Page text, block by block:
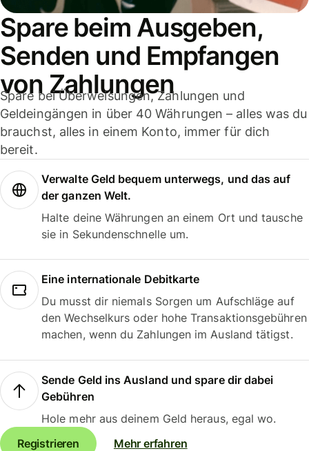
Spare beim Ausgeben,
Senden und Empfangen
von Zahlungen
Spare bei Überweisungen, Zahlungen und
Geldeingängen in über 40 Währungen – alles was du
brauchst, alles in einem Konto, immer für dich
bereit.
Verwalte Geld bequem unterwegs, und das auf
der ganzen Welt.
Halte deine Währungen an einem Ort und tausche
sie in Sekundenschnelle um.
Eine internationale Debitkarte
Du musst dir niemals Sorgen um Aufschläge auf
den Wechselkurs oder hohe Transaktionsgebühren
machen, wenn du Zahlungen im Ausland tätigst.
Sende Geld ins Ausland und spare dir dabei
Gebühren
Hole mehr aus deinem Geld heraus, egal wo.
Registrieren
Mehr erfahren